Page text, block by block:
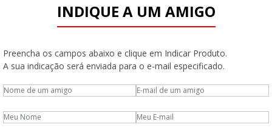
INDIQUE A UM AMIGO
Preencha os campos abaixo e clique em Indicar Produto.
A sua indicação será enviada para o e-mail especificado.